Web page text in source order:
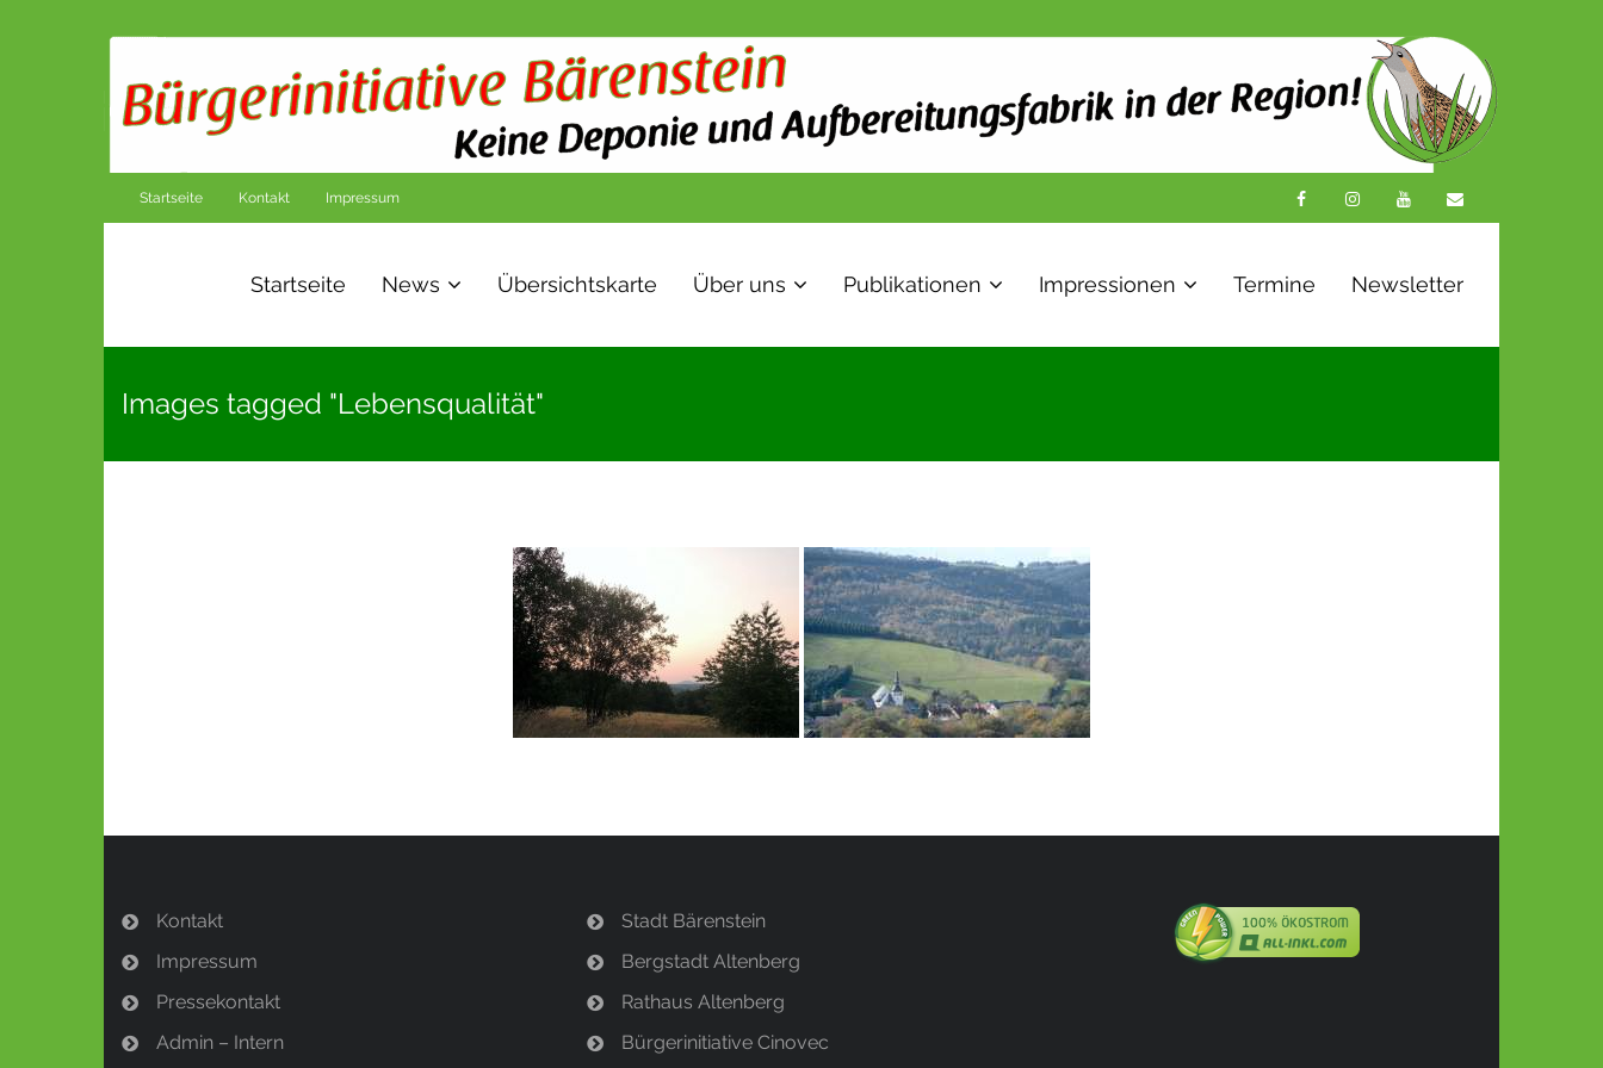
Startseite Kontakt Impressum
Startseite News Übersichtskarte Über uns Publikationen Impressionen Termine Newsletter
Images tagged "Lebensqualität"
Kontakt
Impressum
Pressekontakt
Admin – Intern
Stadt Bärenstein
Bergstadt Altenberg
Rathaus Altenberg
Bürgerinitiative Cinovec